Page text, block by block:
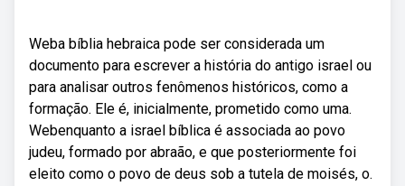
Weba bíblia hebraica pode ser considerada um
documento para escrever a história do antigo israel ou
para analisar outros fenômenos históricos, como a
formação. Ele é, inicialmente, prometido como uma.
Webenquanto a israel bíblica é associada ao povo
judeu, formado por abraão, e que posteriormente foi
eleito como o povo de deus sob a tutela de moisés, o.